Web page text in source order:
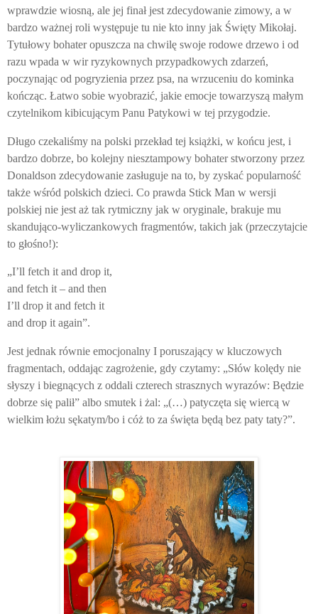
wprawdzie wiosną, ale jej finał jest zdecydowanie zimowy, a w
bardzo ważnej roli występuje tu nie kto inny jak Święty Mikołaj.
Tytułowy bohater opuszcza na chwilę swoje rodowe drzewo i od
razu wpada w wir ryzykownych przypadkowych zdarzeń,
poczynając od pogryzienia przez psa, na wrzuceniu do kominka
kończąc. Łatwo sobie wyobrazić, jakie emocje towarzyszą małym
czytelnikom kibicującym Panu Patykowi w tej przygodzie.
Długo czekaliśmy na polski przekład tej książki, w końcu jest, i
bardzo dobrze, bo kolejny niesztampowy bohater stworzony przez
Donaldson zdecydowanie zasługuje na to, by zyskać popularność
także wśród polskich dzieci. Co prawda Stick Man w wersji
polskiej nie jest aż tak rytmiczny jak w oryginale, brakuje mu
skandująco-wyliczankowych fragmentów, takich jak (przeczytajcie
to głośno!):
„I’ll fetch it and drop it,
and fetch it – and then
I’ll drop it and fetch it
and drop it again”.
Jest jednak równie emocjonalny I poruszający w kluczowych
fragmentach, oddając zagrożenie, gdy czytamy: „Słów kolędy nie
słyszy i biegnących z oddali czterech strasznych wyrazów: Będzie
dobrze się palił” albo smutek i żal: „(…) patyczęta się wiercą w
wielkim łożu sękatym/bo i cóż to za święta będą bez paty taty?”.